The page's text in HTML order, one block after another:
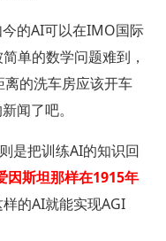
的AI可以在IMO国际
单的数学问题难到，
的洗车房应该开车
闻了吧。
是把训练AI的知识回
因斯坦那样在1915年
的AI就能实现AGI